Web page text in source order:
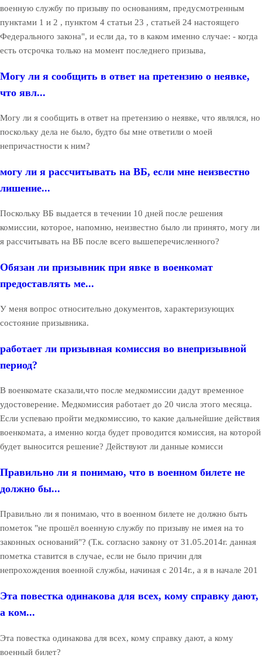
военную службу по призыву по основаниям, предусмотренным
пунктами 1 и 2 , пунктом 4 статьи 23 , статьей 24 настоящего
Федерального закона", и если да, то в каком именно случае: - когда
есть отсрочка только на момент последнего призыва,
Могу ли я сообщить в ответ на претензию о неявке,
что явл...
Могу ли я сообщить в ответ на претензию о неявке, что являлся, но
поскольку дела не было, будто бы мне ответили о моей
непричастности к ним?
могу ли я рассчитывать на ВБ, если мне неизвестно
лишение...
Поскольку ВБ выдается в течении 10 дней после решения
комиссии, которое, напомню, неизвестно было ли принято, могу ли
я рассчитывать на ВБ после всего вышеперечисленного?
Обязан ли призывник при явке в военкомат
предоставлять ме...
У меня вопрос относительно документов, характеризующих
состояние призывника.
работает ли призывная комиссия во внепризывной
период?
В военкомате сказали,что после медкомиссии дадут временное
удостоверение. Медкомиссия работает до 20 числа этого месяца.
Если успеваю пройти медкомиссию, то какие дальнейшие действия
военкомата, а именно когда будет проводится комиссия, на которой
будет выносится решение? Действуют ли данные комисси
Правильно ли я понимаю, что в военном билете не
должно бы...
Правильно ли я понимаю, что в военном билете не должно быть
пометок "не прошёл военную службу по призыву не имея на то
законных оснований"? (Т.к. согласно закону от 31.05.2014г. данная
пометка ставится в случае, если не было причин для
непрохождения военной службы, начиная с 2014г., а я в начале 201
Эта повестка одинакова для всех, кому справку дают,
а ком...
Эта повестка одинакова для всех, кому справку дают, а кому
военный билет?